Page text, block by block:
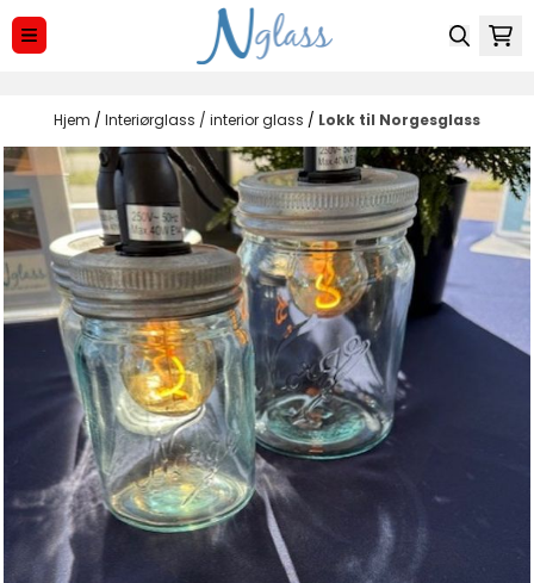
Hopp til innhold
Hjem / Interiørglass / interior glass / Lokk til Norgesglass